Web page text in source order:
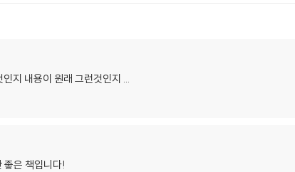
지 내용이 원래 그런것인지 ...
좋은 책입니다!